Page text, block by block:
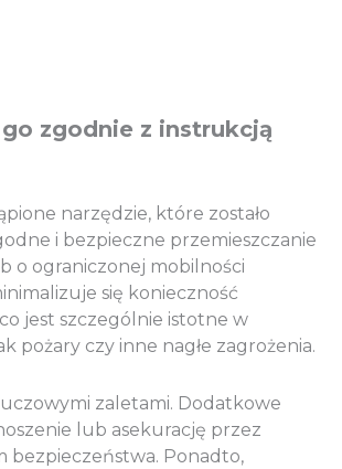
zgodnie z instrukcją
narzędzie, które zostało
i bezpieczne przemieszczanie
o ograniczonej mobilności
się konieczność
jest szczególnie istotne w
pożary czy inne nagłe zagrożenia.
zaletami. Dodatkowe
lub asekurację przez
bezpieczeństwa. Ponadto,